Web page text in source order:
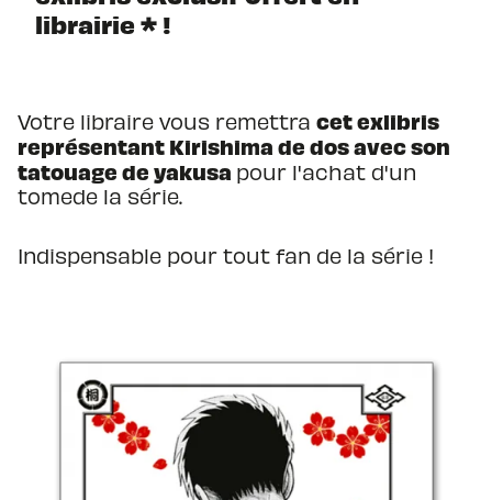
librairie * !
Votre libraire vous remettra cet exlibris
représentant Kirishima de dos avec son
tatouage de yakusa pour l'achat d'un
tomede la série.
Indispensable pour tout fan de la série !